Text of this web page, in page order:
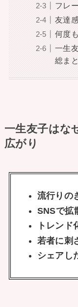
フレ
友達
何度
一生
総ま
一生友子はな
広がり
流行りの
SNSで拡
トレンド
若者に刺
シェアし